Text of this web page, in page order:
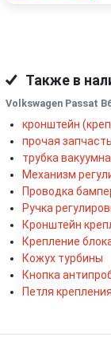
Также в
Volkswagen Passat
кронштейн
прочая запчасть
трубка
Механизм
Проводка
Ручка
Кронштейн
Крепление
Кожух турбины
Кнопка
Петля